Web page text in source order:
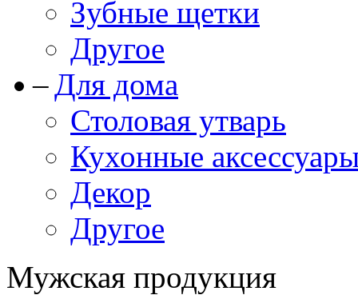
Зубные щетки
Другое
Для дома
Столовая утварь
Кухонные
Декор
Другое
Мужская продукция